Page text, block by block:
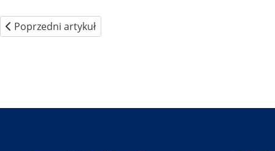
Poprzedni artykuł: Kierownik warsztatów szkolnych
Poprzedni artykuł